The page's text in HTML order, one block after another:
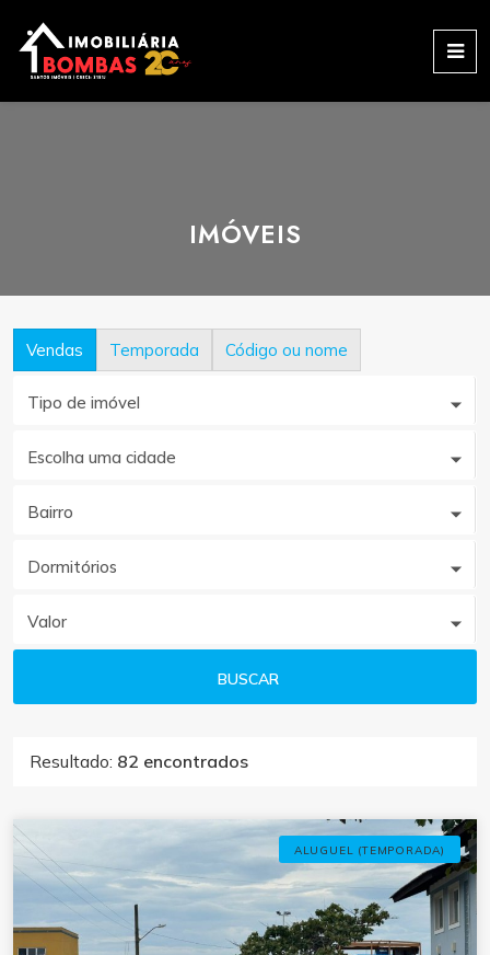
IMÓVEIS
Vendas Temporada Código ou nome
Tipo de imóvel
Escolha uma cidade
Bairro
Dormitórios
Valor
BUSCAR
Resultado: 82 encontrados
ALUGUEL (TEMPORADA)